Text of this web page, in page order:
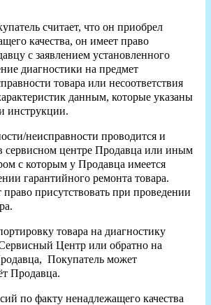
считает, что он приобрел
качества, он имеет право
с заявлением установленного
диагностики на предмет
товара или несоответствия
данным, которые указаны
инструкции.
неисправности проводится и
сервисном центре Продавца или иным
с которым у Продавца имеется
гарантийного ремонта товара.
присутствовать при проведении
товара на диагностику
Центр или обратно на
Покупатель может
Продавца.
по факту ненадлежащего качества